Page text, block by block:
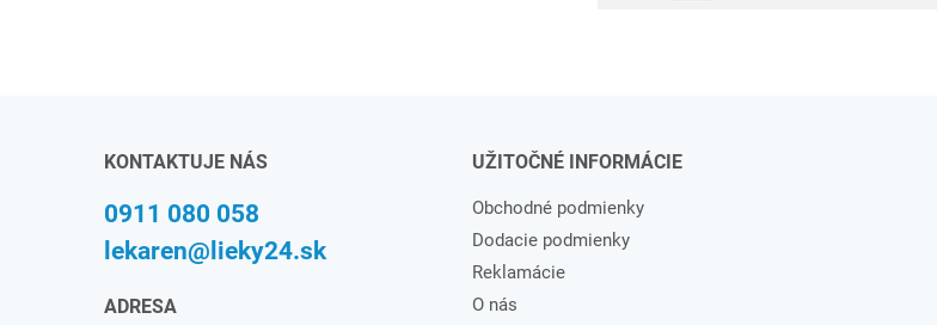
KONTAKTUJE NÁS
0911 080 058
lekaren@lieky24.sk
ADRESA
UŽITOČNÉ INFORMÁCIE
Obchodné podmienky
Dodacie podmienky
Reklamácie
O nás